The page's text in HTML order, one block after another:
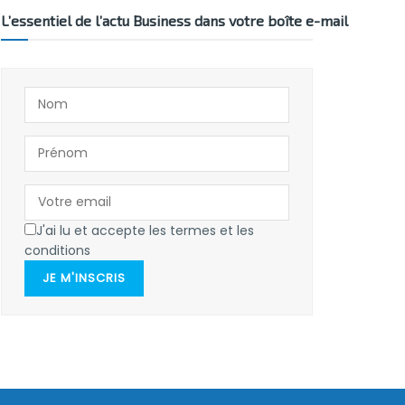
L’essentiel de l’actu Business dans votre boîte e-mail
J'ai lu et accepte les termes et les
conditions
JE M'INSCRIS